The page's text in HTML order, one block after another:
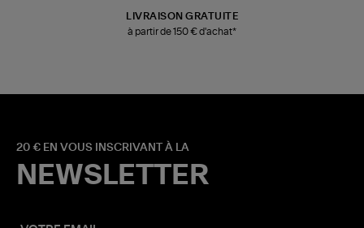
LIVRAISON GRATUITE
à partir de 150 € d'achat*
20 € EN VOUS INSCRIVANT À LA
NEWSLETTER